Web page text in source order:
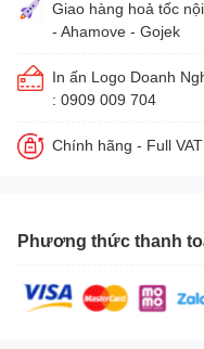
Giao hàng hoả tốc
- Ahamove - Gojek
In ấn Logo Doanh
: 0909 009 704
Chính hãng - Full
Phương thức thanh